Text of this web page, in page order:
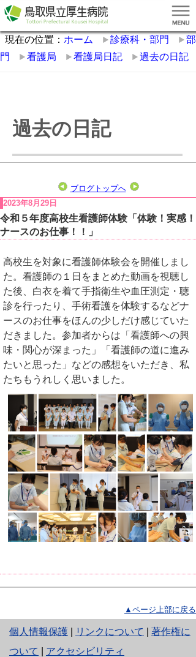
現在の位置： ホーム 診療科・部門
部
門
看護局 看護局日記 過去の日記
過去の日記
ブログトップへ
2023年8月29日
令和５年度高校生看護師体験「体験！実感！
ナースのお仕事！！」
高校生を対象に看護師体験会を開催しまし
た。看護師の１日をまとめた動画を視聴し
た後、白衣を着て手指衛生や血圧測定・聴
診を行ったり、手術看護を体験するなどナ
ースのお仕事をほんの少しだけ感じていた
だきました。参加者からは「看護師への興
味・関心が深まった」「看護師の道に進み
たいと思った」などの感想をいただき、私
たちもうれしく思いました。
▲ページ上部に戻る
個人情報保護
と
り
リンクについて
著作権に
ついて
アクセシビリティ